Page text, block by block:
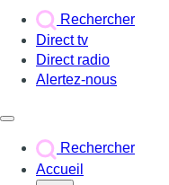
Rechercher
Direct tv
Direct radio
Alertez-nous
Rechercher
Accueil